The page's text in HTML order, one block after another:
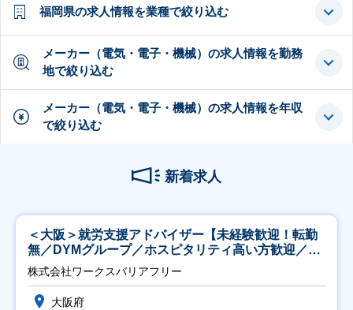
福岡県の求人情報を業種で絞り込む
メーカー（電気・電子・機械）の求人情報を勤務
地で絞り込む
メーカー（電気・電子・機械）の求人情報を年収
で絞り込む
新着求人
＜大阪＞就労支援アドバイザー【未経験歓迎！転勤
無／DYMグループ／ホスピタリティ高い方歓迎／土
日祝】
株式会社ワークスバリアフリー
大阪府